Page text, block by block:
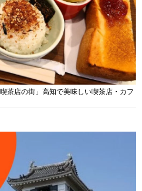
茶店の街」高知で美味しい喫茶店・カフ